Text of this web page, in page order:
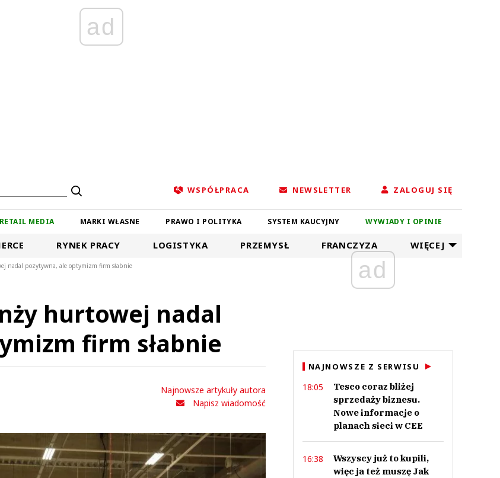
ad
WSPÓŁPRACA NEWSLETTER ZALOGUJ SIĘ
RETAIL MEDIA MARKI WŁASNE PRAWO I POLITYKA SYSTEM KAUCYJNY WYWIADY I OPINIE
RYNEK PRACY LOGISTYKA PRZEMYSŁ FRANCZYZA WIĘCEJ
nadal pozytywna, ale optymizm firm słabnie
hurtowej nadal
firm słabnie
Najnowsze artykuły autora
Napisz wiadomość
ad
NAJNOWSZE Z SERWISU
18:05
Tesco coraz bliżej
sprzedaży biznesu.
Nowe informacje o
planach sieci w CEE
16:38
Wszyscy już to kupili,
więc ja też muszę Jak